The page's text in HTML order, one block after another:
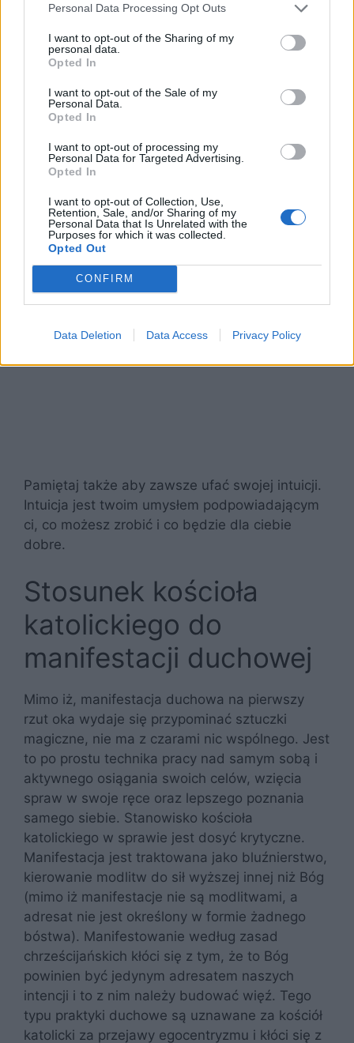
Personal Data Processing Opt Outs
I want to opt-out of the Sharing of my
personal data.
Opted In
I want to opt-out of the Sale of my
Personal Data.
Opted In
I want to opt-out of processing my
Personal Data for Targeted Advertising.
Opted In
I want to opt-out of Collection, Use,
Retention, Sale, and/or Sharing of my
Personal Data that Is Unrelated with the
Purposes for which it was collected.
Opted Out
CONFIRM
Data Deletion Data Access Privacy Policy
osiągnąć i dlaczego; jakie kroki możesz
nad tym, jaką energię chcesz otrzymać, a jaką
energię dajesz innym ludziom – pamiętaj, że
przyciągasz to, co sam oddajesz.
Pamiętaj także aby zawsze ufać swojej intuicji.
Intuicja jest twoim umysłem podpowiadającym
ci, co możesz zrobić i co będzie dla ciebie
dobre.
Stosunek kościoła
katolickiego do
manifestacji duchowej
Mimo iż, manifestacja duchowa na pierwszy
rzut oka wydaje się przypominać sztuczki
magiczne, nie ma z czarami nic wspólnego. Jest
to po prostu technika pracy nad samym sobą i
aktywnego osiągania swoich celów, wzięcia
spraw w swoje ręce oraz lepszego poznania
samego siebie. Stanowisko kościoła
katolickiego w sprawie jest dosyć krytyczne.
Manifestacja jest traktowana jako bluźnierstwo,
kierowanie modlitw do sił wyższej innej niż Bóg
(mimo iż manifestacje nie są modlitwami, a
adresat nie jest określony w formie żadnego
bóstwa). Manifestowanie według zasad
chrześcijańskich kłóci się z tym, że to Bóg
powinien być jedynym adresatem naszych
intencji i to z nim należy budować więź. Tego
typu praktyki duchowe są uznawane za kościół
katolicki za przejawy egocentryzmu i kłóci się z